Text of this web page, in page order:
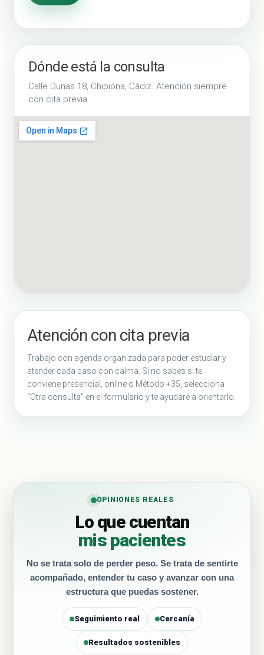
Dónde está la consulta
Calle Dunas 18, Chipiona, Cádiz. Atención siempre
con cita previa.
Atención con cita previa
Trabajo con agenda organizada para poder estudiar y
atender cada caso con calma. Si no sabes si te
conviene presencial, online o Método +35, selecciona
“Otra consulta” en el formulario y te ayudaré a orientarlo.
OPINIONES REALES
Lo que cuentan
mis pacientes
No se trata solo de perder peso. Se trata de sentirte
acompañado, entender tu caso y avanzar con una
estructura que puedas sostener.
Seguimiento real Cercanía
Resultados sostenibles